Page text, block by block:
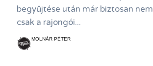
begyűjtése után már biztosan nem
csak a rajongói...
MOLNÁR PÉTER